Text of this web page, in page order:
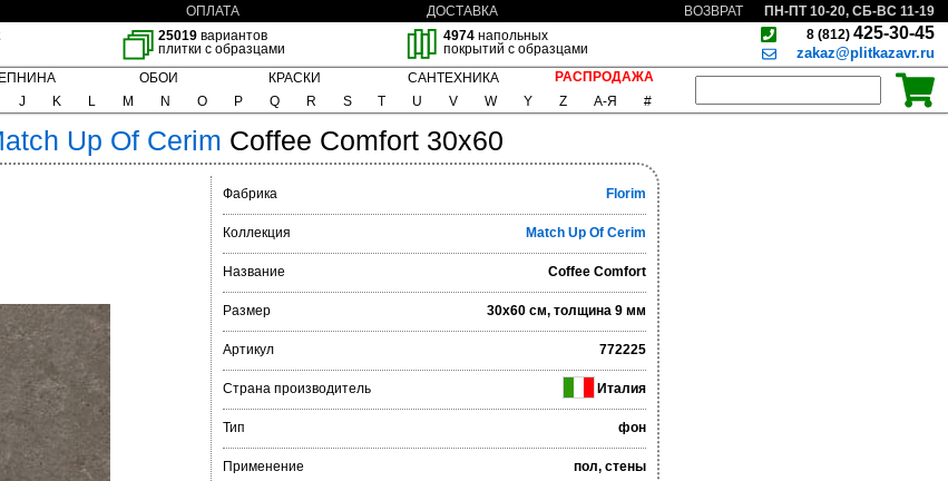
ОПЛАТА ДОСТАВКА ВОЗВРАТ
ПН-ПТ 10-20, СБ-ВС 11-19
25019 вариантов
плитки с образцами
4974напольных
покрытий с образцами
8 (812) 425-30-45
zakaz@plitkazavr.ru
ОБОИ КРАСКИ САНТЕХНИКА
РАСПРОДАЖА
J K L M N O P Q R S T U V W Y Z А-Я #
Up Of Cerim Coffee Comfort 30x60
Фабрика Florim
Коллекция Match Up Of Cerim
Название Coffee Comfort
Размер 30x60 см, толщина 9 мм
Артикул 772225
Страна производитель Италия
Тип фон
Применение пол, стены